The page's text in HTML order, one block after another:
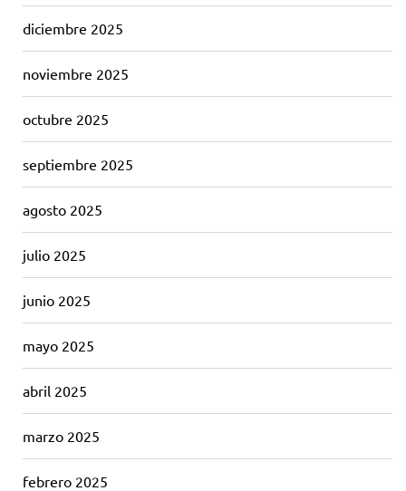
diciembre 2025
noviembre 2025
octubre 2025
septiembre 2025
agosto 2025
julio 2025
junio 2025
mayo 2025
abril 2025
marzo 2025
febrero 2025